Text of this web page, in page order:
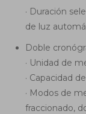
· Duración
de luz
Doble
· Unidad de
· Capacidad
· Modos de
fraccionado,